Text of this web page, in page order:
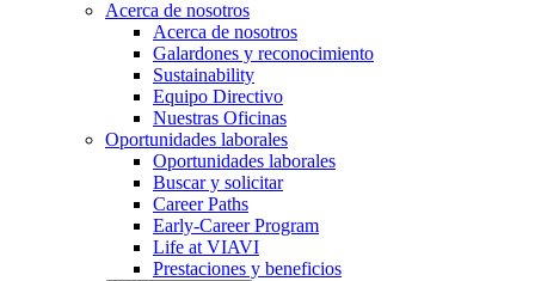
Acerca de nosotros
Acerca de nosotros
Galardones y reconocimiento
Sustainability
Equipo Directivo
Nuestras Oficinas
Oportunidades laborales
Oportunidades laborales
Buscar y solicitar
Career Paths
Early-Career Program
Life at VIAVI
Prestaciones y beneficios